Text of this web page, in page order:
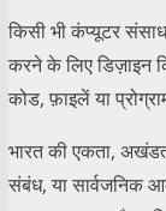
किसी भी कंप्यूटर
करने के लिए डिज़ाइन
कोड, फ़ाइलें या
भारत की एकता,
संबंध, या सार्वजनिक